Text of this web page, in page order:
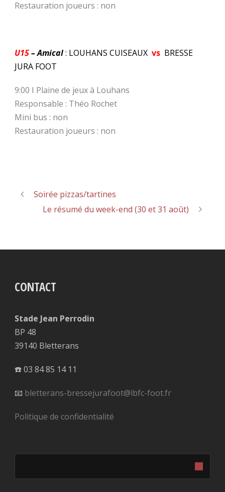
Restauration joueurs : non
U15– Amical: LOUHANS CUISEAUX vs BRESSE
JURA FOOT
9:00 I Plaine de jeux à Louhans
Responsable : Théo Rochet
Mini bus : non
Restauration joueurs : non
Soirée pizzas/tartines
Le résumé du week-end (30 et 31 août)
CONTACT
Stade Jean Perrodin
BP 48
39140 Bletterans
☎️ 03 84 85 14 11
📧 bletterans-bressejurafoot@lbfc-foot.fr
Politique de confidentialité